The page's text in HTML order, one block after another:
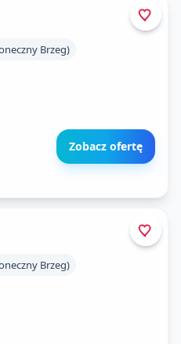
Brzeg)
Zobacz ofertę
Brzeg)